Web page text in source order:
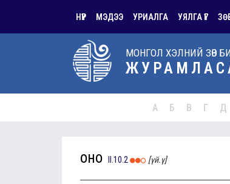
НҮҮР МЭДЭЭ УРИАЛГА УЯЛГА ҮГ
МОНГОЛ ХЭЛНИЙ ЗӨВ
А Б В Г Д
оно II.10.2 [үй.ү]